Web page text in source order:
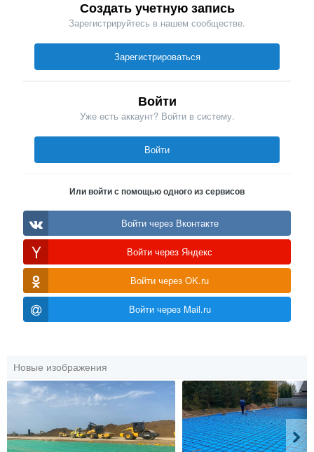
Создать учетную запись
Зарегистрируйтесь в нашем сообществе.
Зарегистрироваться
Войти
Уже есть аккаунт? Войти в систему.
Войти
Или войти с помощью одного из сервисов
Войти через Вконтакте
Войти через Яндекс
Войти через OK.ru
Войти через Mail.ru
Новые изображения